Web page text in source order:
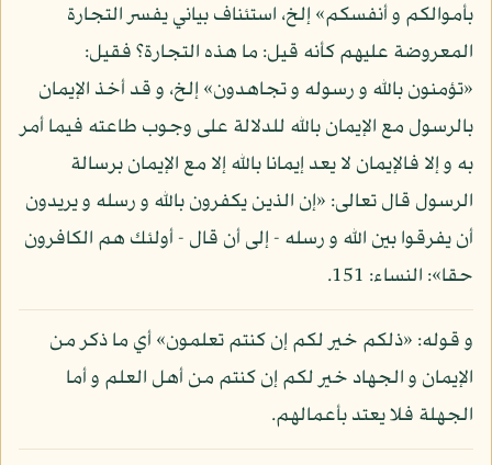
بأموالكم و أنفسكم» إلخ، استئناف بياني يفسر التجارة
المعروضة عليهم كأنه قيل: ما هذه التجارة؟ فقيل:
«تؤمنون بالله و رسوله و تجاهدون» إلخ، و قد أخذ الإيمان
بالرسول مع الإيمان بالله للدلالة على وجوب طاعته فيما أمر
به و إلا فالإيمان لا يعد إيمانا بالله إلا مع الإيمان برسالة
الرسول قال تعالى: «إن الذين يكفرون بالله و رسله و يريدون
أن يفرقوا بين الله و رسله - إلى أن قال - أولئك هم الكافرون
حقا»: النساء: 151.
و قوله: «ذلكم خير لكم إن كنتم تعلمون» أي ما ذكر من
الإيمان و الجهاد خير لكم إن كنتم من أهل العلم و أما
الجهلة فلا يعتد بأعمالهم.